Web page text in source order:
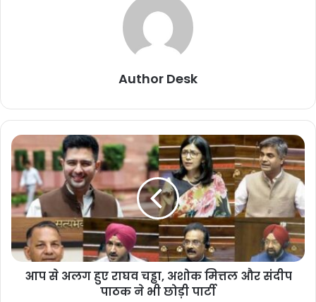
Author Desk
आप से अलग हुए राघव चड्ढा, अशोक मित्तल और संदीप
पाठक ने भी छोड़ी पार्टी